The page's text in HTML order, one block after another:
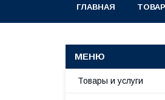
ГЛАВНАЯ
Товары и услуги